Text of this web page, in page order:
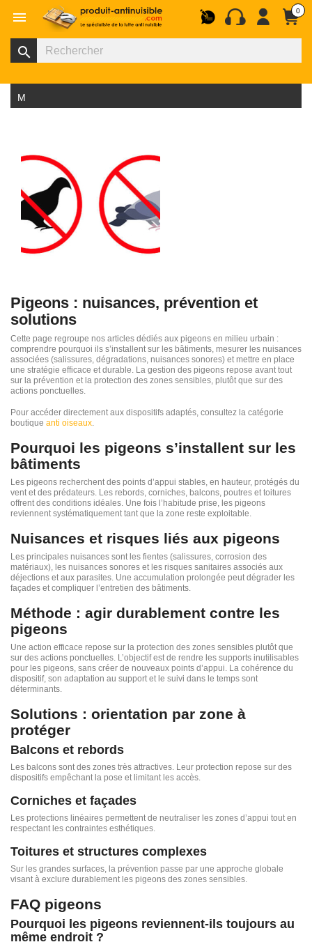
 0
search
Menu
Pigeons : nuisances, prévention et
solutions
Cette page regroupe nos articles dédiés aux pigeons en milieu urbain :
comprendre pourquoi ils s’installent sur les bâtiments, mesurer les nuisances
associées (salissures, dégradations, nuisances sonores) et mettre en place
une stratégie efficace et durable. La gestion des pigeons repose avant tout
sur la prévention et la protection des zones sensibles, plutôt que sur des
actions ponctuelles.
Pour accéder directement aux dispositifs adaptés, consultez la catégorie
boutique anti oiseaux.
Pourquoi les pigeons s’installent sur les
bâtiments
Les pigeons recherchent des points d’appui stables, en hauteur, protégés du
vent et des prédateurs. Les rebords, corniches, balcons, poutres et toitures
offrent des conditions idéales. Une fois l’habitude prise, les pigeons
reviennent systématiquement tant que la zone reste exploitable.
Nuisances et risques liés aux pigeons
Les principales nuisances sont les fientes (salissures, corrosion des
matériaux), les nuisances sonores et les risques sanitaires associés aux
déjections et aux parasites. Une accumulation prolongée peut dégrader les
façades et compliquer l’entretien des bâtiments.
Méthode : agir durablement contre les
pigeons
Une action efficace repose sur la protection des zones sensibles plutôt que
sur des actions ponctuelles. L’objectif est de rendre les supports inutilisables
pour les pigeons, sans créer de nouveaux points d’appui. La cohérence du
dispositif, son adaptation au support et le suivi dans le temps sont
déterminants.
Solutions : orientation par zone à
protéger
Balcons et rebords
Les balcons sont des zones très attractives. Leur protection repose sur des
dispositifs empêchant la pose et limitant les accès.
Corniches et façades
Les protections linéaires permettent de neutraliser les zones d’appui tout en
respectant les contraintes esthétiques.
Toitures et structures complexes
Sur les grandes surfaces, la prévention passe par une approche globale
visant à exclure durablement les pigeons des zones sensibles.
FAQ pigeons
Pourquoi les pigeons reviennent-ils toujours au
même endroit ?